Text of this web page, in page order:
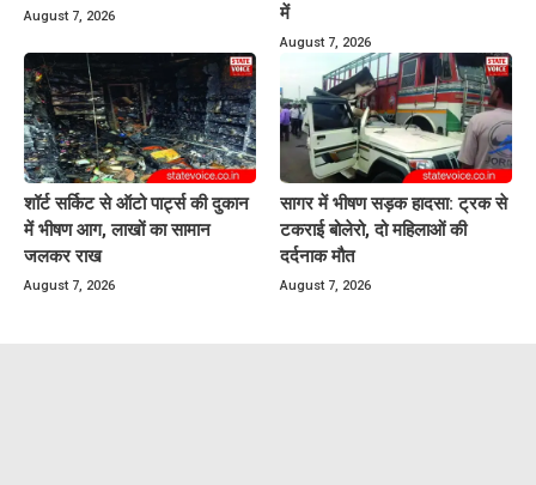
August 7, 2026
में
August 7, 2026
शॉर्ट सर्किट से ऑटो पार्ट्स की दुकान
में भीषण आग, लाखों का सामान
जलकर राख
August 7, 2026
सागर में भीषण सड़क हादसा: ट्रक से
टकराई बोलेरो, दो महिलाओं की
दर्दनाक मौत
August 7, 2026